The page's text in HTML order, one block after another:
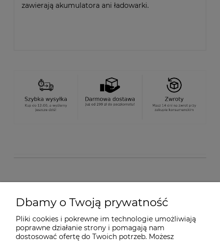
zawierają akumulatora ani ładowarki.
O nas
Dostawa i płatności
Dbamy o Twoją prywatność
Pliki cookies i pokrewne im technologie umożliwiają
poprawne działanie strony i pomagają nam
dostosować ofertę do Twoich potrzeb. Możesz